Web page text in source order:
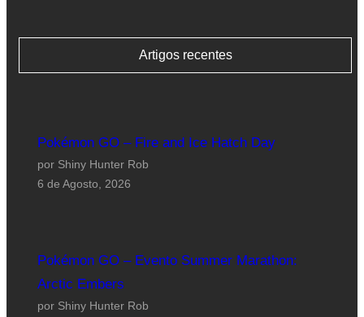
Artigos recentes
Pokémon GO – Fire and Ice Hatch Day
por Shiny Hunter Rob
6 de Agosto, 2026
Pokémon GO – Evento Summer Marathon:
Arctic Embers
por Shiny Hunter Rob